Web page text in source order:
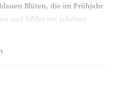
Blüten, die im Frühjahr
und bildet ein schönes
mag feuchte, gut